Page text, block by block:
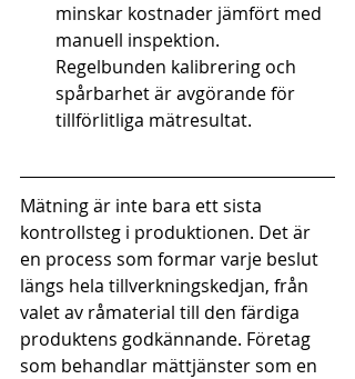
minskar kostnader jämfört med
manuell inspektion.
Regelbunden kalibrering och
spårbarhet är avgörande för
tillförlitliga mätresultat.
Mätning är inte bara ett sista
kontrollsteg i produktionen. Det är
en process som formar varje beslut
längs hela tillverkningskedjan, från
valet av råmaterial till den färdiga
produktens godkännande. Företag
som behandlar mättjänster som en